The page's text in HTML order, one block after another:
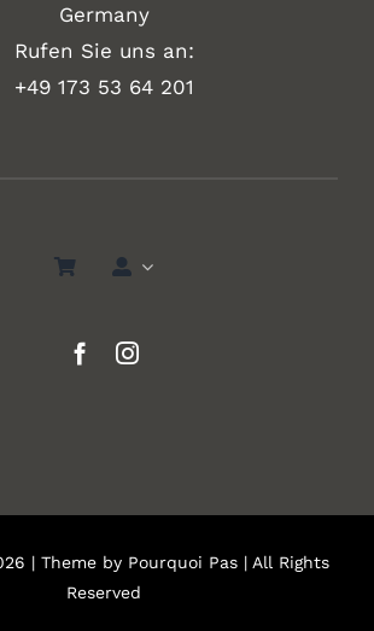
Germany
Rufen Sie uns an:
+49 173 53 64 201
| Theme by Pourquoi Pas| All Rights
Reserved